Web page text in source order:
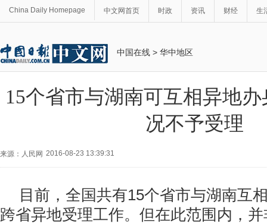
China Daily Homepage 中文网首页 时政 资讯 财经 生
中国在线 > 华中地区
15个省市与湖南可互相异地
况不予受理
来源：人民网 2016-08-23 13:39:31
目前，全国共有15个省市与湖南互
跨省异地受理工作。但在此范围内，